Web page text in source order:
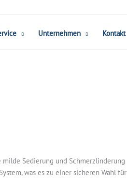
Unternehmen Kontakt
Sedierung und Schmerzlinderung
was es zu einer sicheren Wahl für